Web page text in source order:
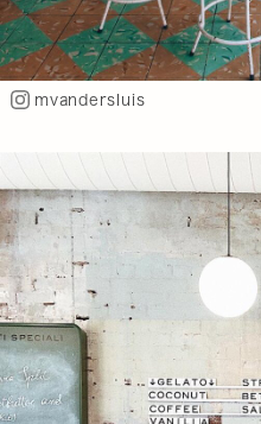
mvandersluis